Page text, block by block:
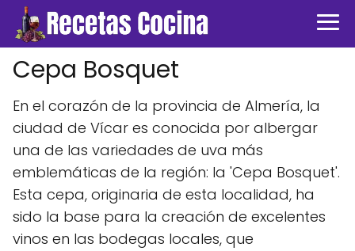
Cepa Bosquet
En el corazón de la provincia de Almería, la
ciudad de Vícar es conocida por albergar
una de las variedades de uva más
emblemáticas de la región: la 'Cepa Bosquet'.
Esta cepa, originaria de esta localidad, ha
sido la base para la creación de excelentes
vinos en las bodegas locales, que